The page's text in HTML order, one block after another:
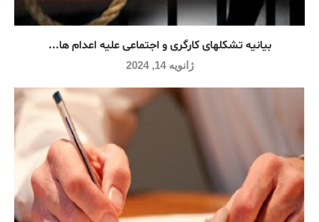
بیانیه تشکلهای کارگری و اجتماعی علیه اعدام ها...
ژانویه 14, 2024